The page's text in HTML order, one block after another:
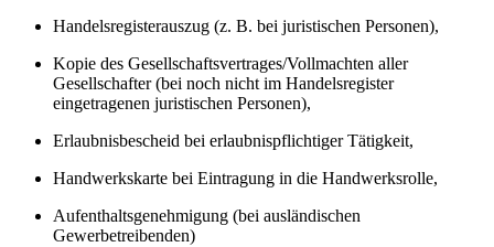
Handelsregisterauszug (z. B. bei juristischen Personen),
Kopie des Gesellschaftsvertrages/Vollmachten aller
Gesellschafter (bei noch nicht im Handelsregister
eingetragenen juristischen Personen),
Erlaubnisbescheid bei erlaubnispflichtiger Tätigkeit,
Handwerkskarte bei Eintragung in die Handwerksrolle,
Aufenthaltsgenehmigung (bei ausländischen
Gewerbetreibenden)